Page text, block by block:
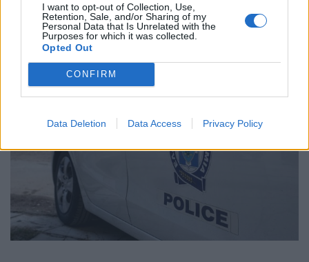
I want to opt-out of Collection, Use,
Retention, Sale, and/or Sharing of my
Personal Data that Is Unrelated with the
Purposes for which it was collected.
Opted Out
CONFIRM
Data Deletion Data Access Privacy Policy